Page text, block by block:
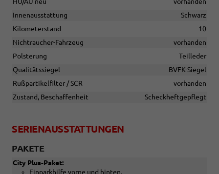
HU/AU neu
vorhanden
Innenausstattung
Schwarz
Kilometerstand
10
Nichtraucher-Fahrzeug
vorhanden
Polsterung
Teilleder
Qualitätssiegel
BVFK-Siegel
Rußpartikelfilter / SCR
vorhanden
Zustand, Beschaffenheit
Scheckheftgepflegt
SERIENAUSSTATTUNGEN
PAKETE
City Plus-Paket:
Einparkhilfe vorne und hinten,